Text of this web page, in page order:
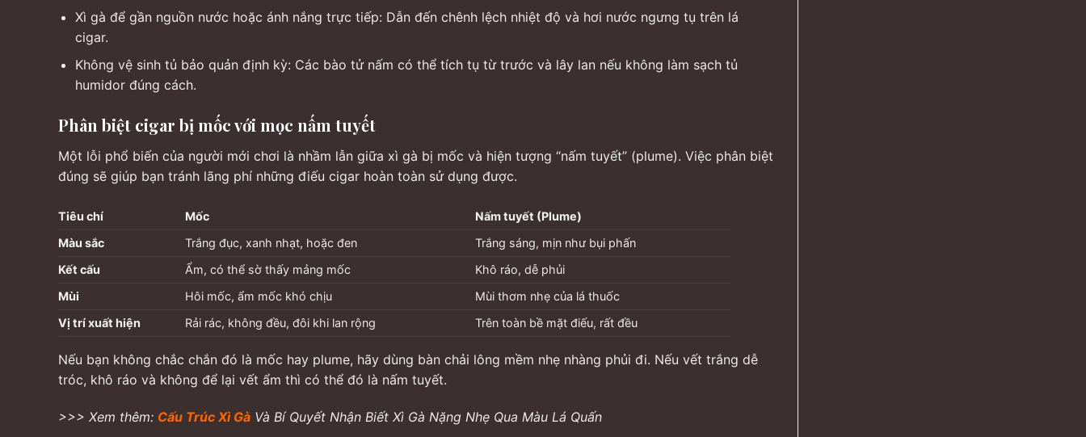
Xì gà để gần nguồn nước hoặc ánh nắng trực tiếp: Dẫn đến chênh lệch nhiệt độ và hơi nước ngưng tụ trên lá
cigar.
Không vệ sinh tủ bảo quản định kỳ: Các bào tử nấm có thể tích tụ từ trước và lây lan nếu không làm sạch tủ
humidor đúng cách.
Phân biệt cigar bị mốc với mọc nấm tuyết
Một lỗi phổ biến của người mới chơi là nhầm lẫn giữa xì gà bị mốc và hiện tượng “nấm tuyết” (plume). Việc phân biệt
đúng sẽ giúp bạn tránh lãng phí những điếu cigar hoàn toàn sử dụng được.
Tiêu chí Mốc
Nấm tuyết (Plume)
Màu sắc
Trắng đục, xanh nhạt, hoặc đen
Trắng sáng, mịn như bụi phấn
Kết cấu
Ẩm, có thể sờ thấy mảng mốc
Khô ráo, dễ phủi
Mùi
Hôi mốc, ẩm mốc khó chịu
Mùi thơm nhẹ của lá thuốc
Vị trí xuất hiện
Rải rác, không đều, đôi khi lan rộng Trên toàn bề mặt điếu, rất đều
Nếu bạn không chắc chắn đó là mốc hay plume, hãy dùng bàn chải lông mềm nhẹ nhàng phủi đi. Nếu vết trắng dễ
tróc, khô ráo và không để lại vết ẩm thì có thể đó là nấm tuyết.
>>> Xem thêm: Cấu Trúc Xì Gà Và Bí Quyết Nhận Biết Xì Gà Nặng Nhẹ Qua Màu Lá Quấn